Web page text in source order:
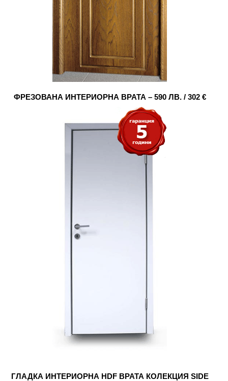
ФРЕЗОВАНА ИНТЕРИОРНА ВРАТА – 590 ЛВ. / 302 €
ГЛАДКА ИНТЕРИОРНА HDF ВРАТА КОЛЕКЦИЯ SIDE